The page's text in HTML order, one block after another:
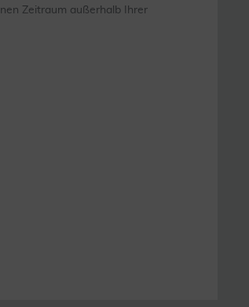
Zeitraum außerhalb Ihrer